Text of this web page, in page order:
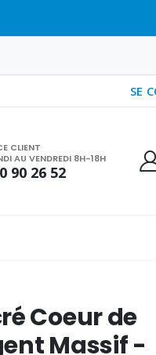
SE
CLIENT
AU VENDREDI 8H-18H
90 26 52
Coeur de
Massif -